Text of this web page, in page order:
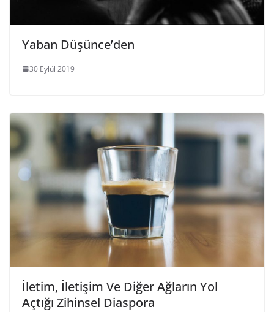
Yaban Düşünce’den
30 Eylül 2019
İletim, İletişim Ve Diğer Ağların Yol
Açtığı Zihinsel Diaspora